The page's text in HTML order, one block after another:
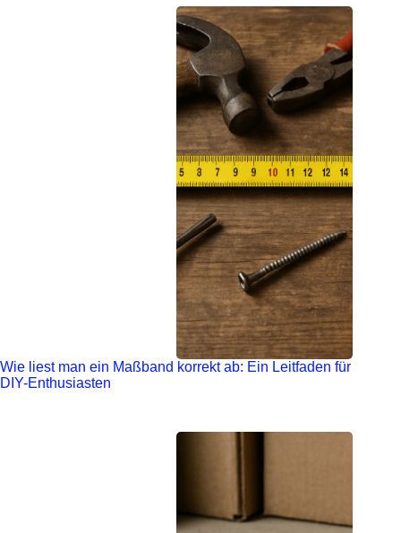
Wie liest man ein Maßband korrekt ab: Ein Leitfaden für
DIY-Enthusiasten